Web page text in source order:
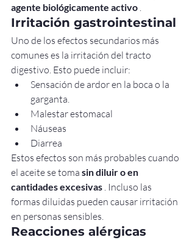
agente biológicamente activo .
Irritación gastrointestinal
Uno de los efectos secundarios más
comunes es la irritación del tracto
digestivo. Esto puede incluir:
Sensación de ardor en la boca o la
garganta.
Malestar estomacal
Náuseas
Diarrea
Estos efectos son más probables cuando
el aceite se toma sin diluir o en
cantidades excesivas . Incluso las
formas diluidas pueden causar irritación
en personas sensibles.
Reacciones alérgicas